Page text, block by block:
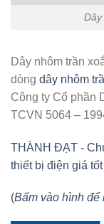
Dây
Dây nhôm trần
dòng dây nhôm
Công ty Cổ phần
TCVN 5064 –
THÀNH ĐẠT -
thiết bị điện giá tốt
(Bấm vào hình để